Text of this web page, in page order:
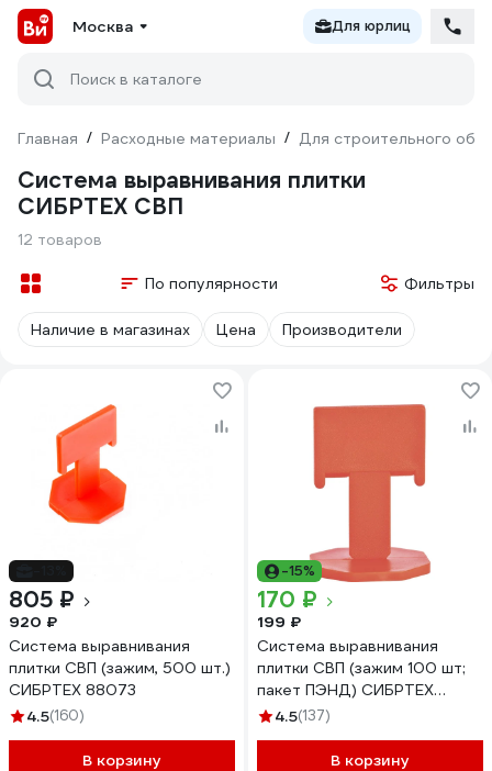
Москва Для юрлиц
Поиск в каталоге
Главная / Расходные материалы / Для строительного
Система выравнивания плитки
СИБРТЕХ СВП
12 товаров
По популярности Фильтры
Наличие в магазинах Цена Производители
805 ₽
920 ₽
Система выравнивания
плитки СВП (зажим, 500 шт.)
СИБРТЕХ 88073
4.5(160)
В корзину
-15%
170 ₽
199 ₽
Система выравнивания
плитки СВП (зажим 100 шт;
пакет ПЭНД) СИБРТЕХ
88055
4.5(137)
В корзину